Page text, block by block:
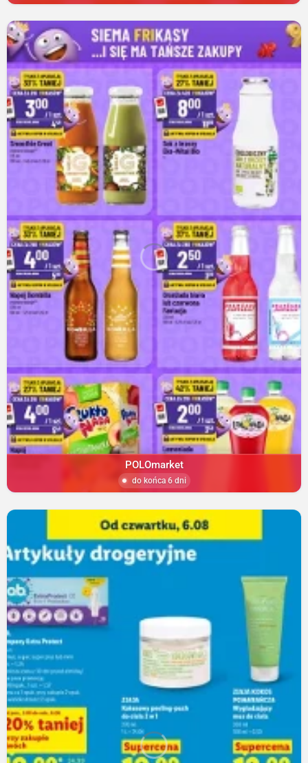
POLOmarket
do końca 6 dni